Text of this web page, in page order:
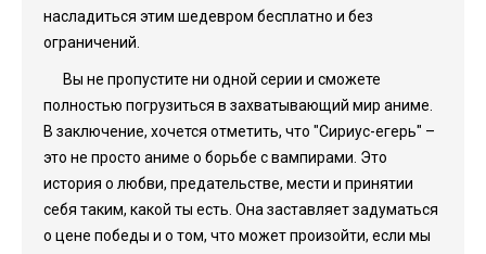
насладиться этим шедевром бесплатно и без
ограничений.
Вы не пропустите ни одной серии и сможете
полностью погрузиться в захватывающий мир аниме.
В заключение, хочется отметить, что "Сириус-егерь" –
это не просто аниме о борьбе с вампирами. Это
история о любви, предательстве, мести и принятии
себя таким, какой ты есть. Она заставляет задуматься
о цене победы и о том, что может произойти, если мы